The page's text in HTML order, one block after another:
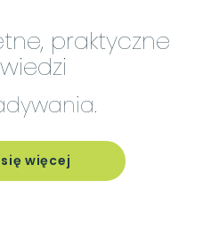
praktyczne
więcej